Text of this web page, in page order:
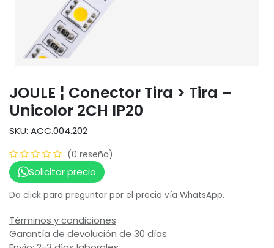
JOULE ¦ Conector Tira > Tira –
Unicolor 2CH IP20
SKU: ACC.004.202
(0 reseña)
Solicitar precio
Da click para preguntar por el precio vía WhatsApp.
Términos y condiciones
Garantía de devolución de 30 días